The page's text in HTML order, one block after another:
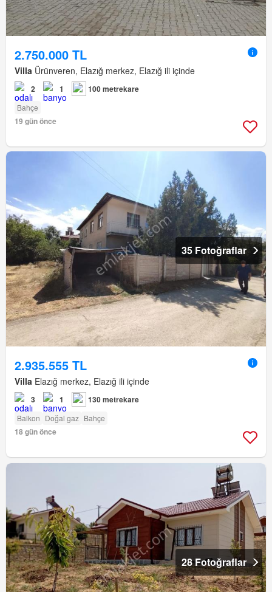
2.750.000 TL
Villa Ürünveren, Elazığ merkez, Elazığ ili içinde
2 1 100 metrekare
Bahçe
19 gün önce
35 Fotoğraflar
2.935.555 TL
Villa Elazığ merkez, Elazığ ili içinde
3 1 130 metrekare
Balkon Doğal gaz Bahçe
18 gün önce
28 Fotoğraflar